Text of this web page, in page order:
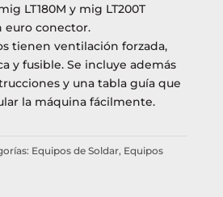
LT180M y mig LT200T
euro conector.
tienen ventilación forzada,
y fusible. Se incluye además
y una tabla guía que
la máquina fácilmente.
Equipos de Soldar, Equipos